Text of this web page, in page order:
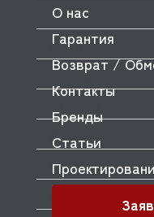
VIATTO
VOLDONE
VOLLRATH
WLBAKE
XINXIN
О нас
Гарантия
Возврат /
Контакты
Бренды
Статьи